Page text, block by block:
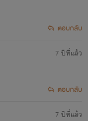
ตอบกลับ
7 ปีที่แล้ว
ตอบกลับ
7 ปีที่แล้ว